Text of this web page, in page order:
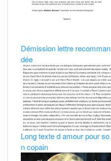
Démission lettre recomman
dée
Long texte d amour pour so
n copain